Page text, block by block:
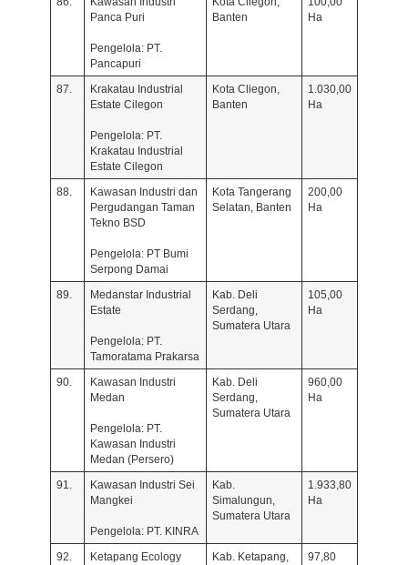
Panca Puri
Pengelola: PT.
Pancapuri
Banten
Ha
87.
Krakatau Industrial
Estate Cilegon
Pengelola: PT.
Krakatau Industrial
Estate Cilegon
Kota Cliegon,
Banten
1.030,00
Ha
88.
Kawasan Industri dan
Pergudangan Taman
Tekno BSD
Pengelola: PT Bumi
Serpong Damai
Kota Tangerang
Selatan, Banten
200,00
Ha
89.
Medanstar Industrial
Estate
Pengelola: PT.
Tamoratama Prakarsa
Kab. Deli
Serdang,
Sumatera Utara
105,00
Ha
90.
Kawasan Industri
Medan
Pengelola: PT.
Kawasan Industri
Medan (Persero)
Kab. Deli
Serdang,
Sumatera Utara
960,00
Ha
91.
Kawasan Industri Sei
Mangkei
Pengelola: PT. KINRA
Kab.
Simalungun,
Sumatera Utara
1.933,80
Ha
92.
Ketapang Ecology
Kab. Ketapang,
97,80